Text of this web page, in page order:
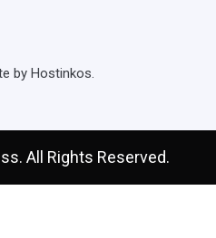
by Hostinkos.
All Rights Reserved.